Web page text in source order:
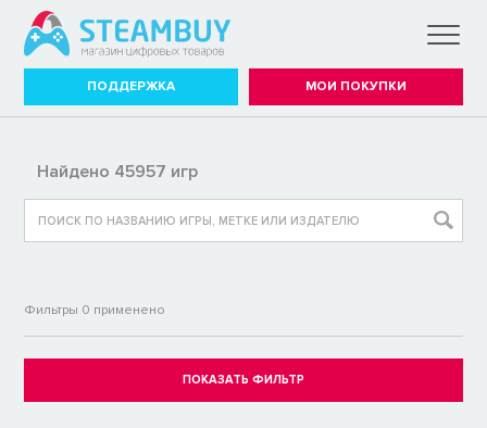
ПОДДЕРЖКА МОИ ПОКУПКИ
Найдено 45957 игр
Фильтры 0 применено